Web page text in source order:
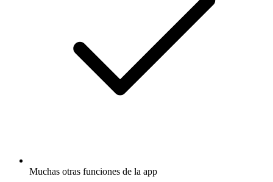
Muchas otras funciones de la app